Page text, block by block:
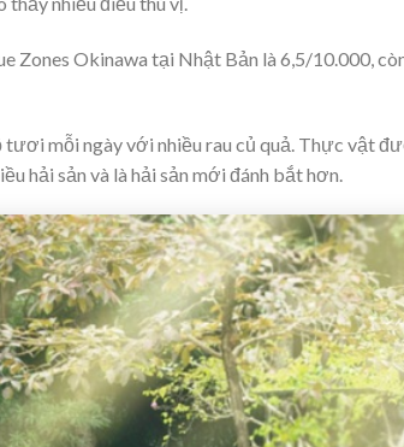
Zones Okinawa tại Nhật Bản là 6,5/10.000,
mỗi ngày với nhiều rau củ quả. Thực vật
hải sản và là hải sản mới đánh bắt hơn.